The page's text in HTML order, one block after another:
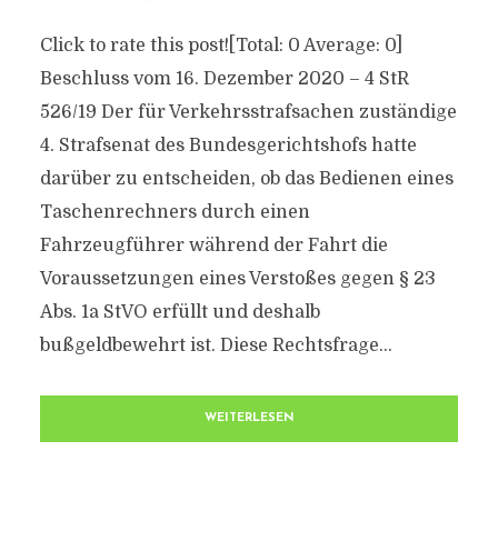
Click to rate this post![Total: 0 Average: 0]
Beschluss vom 16. Dezember 2020 – 4 StR
526/19 Der für Verkehrsstrafsachen zuständige
4. Strafsenat des Bundesgerichtshofs hatte
darüber zu entscheiden, ob das Bedienen eines
Taschenrechners durch einen
Fahrzeugführer während der Fahrt die
Voraussetzungen eines Verstoßes gegen § 23
Abs. 1a StVO erfüllt und deshalb
bußgeldbewehrt ist. Diese Rechtsfrage...
WEITERLESEN